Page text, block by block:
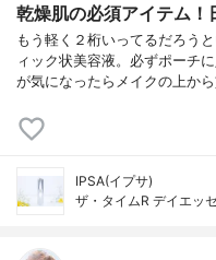
乾燥肌の必須アイテム！
もう軽く２桁いってるだろう
ィック状美容液。必ずポーチ
が気になったらメイクの上か
IPSA(イプサ)
ザ・タイムR デイエッ